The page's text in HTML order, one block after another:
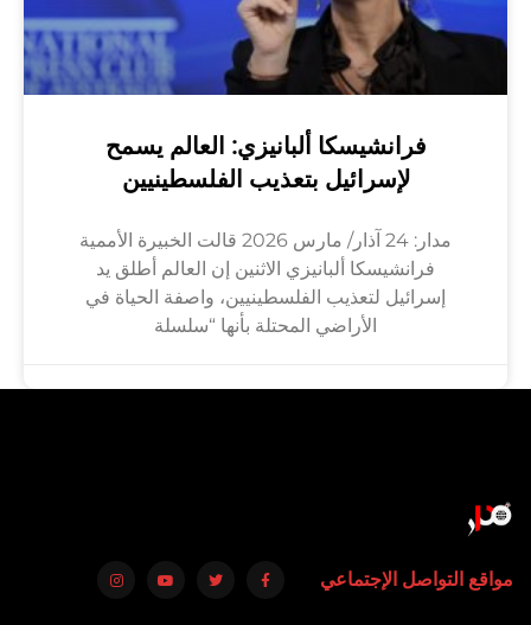
فرانشيسكا ألبانيزي: العالم يسمح
لإسرائيل بتعذيب الفلسطينيين
مدار: 24 آذار/ مارس 2026 قالت الخبيرة الأممية
فرانشيسكا ألبانيزي الاثنين إن العالم أطلق يد
إسرائيل لتعذيب الفلسطينيين، واصفة الحياة في
الأراضي المحتلة بأنها “سلسلة
مواقع التواصل الإجتماعي